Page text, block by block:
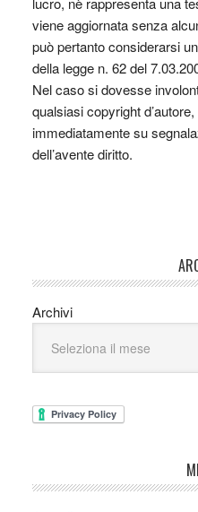
viene aggiornata senza
può pertanto considerarsi
della legge n. 62 del
Nel caso si dovesse
qualsiasi copyright
immediatamente su
dell’avente diritto.
Archivi